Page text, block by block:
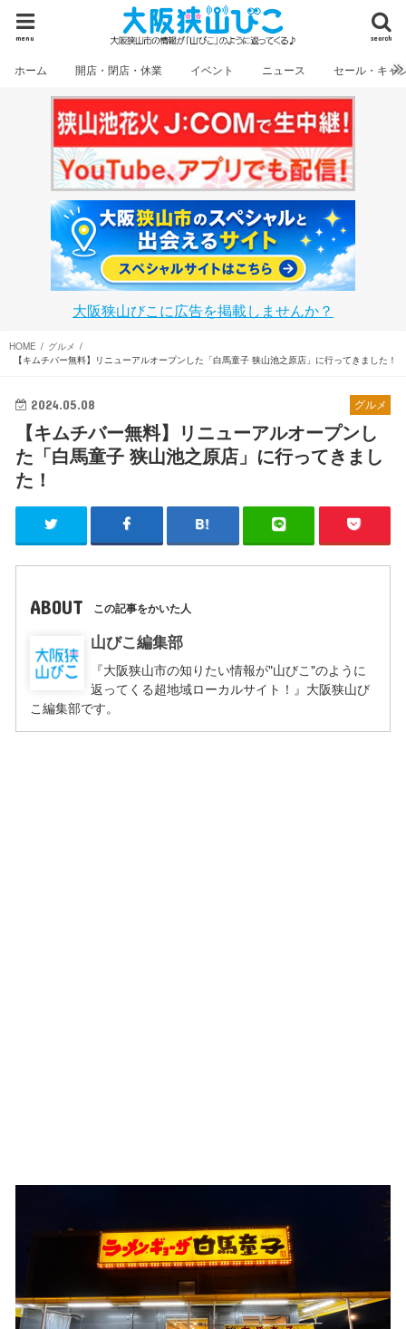
search
menu
ホーム 開店・閉店・休業 イベント ニュース セール・キャ
大阪狭山びこに広告を掲載しませんか？
HOME
グルメ
【キムチバー無料】リニューアルオープンした「白馬童子 狭山池之原店」に行ってきました！
グルメ
2024.05.08
【キムチバー無料】リニューアルオープンし
た「白馬童子 狭山池之原店」に行ってきまし
た！
ABOUT この記事をかいた人
山びこ編集部
『大阪狭山市の知りたい情報が"山びこ"のように
返ってくる超地域ローカルサイト！』大阪狭山び
こ編集部です。